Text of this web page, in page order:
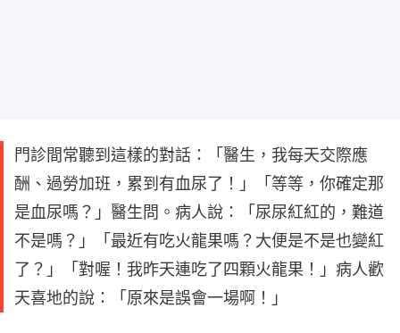
門診間常聽到這樣的對話：「醫生，我每天交際應
酬、過勞加班，累到有血尿了！」「等等，你確定那
是血尿嗎？」醫生問。病人說：「尿尿紅紅的，難道
不是嗎？」「最近有吃火龍果嗎？大便是不是也變紅
了？」「對喔！我昨天連吃了四顆火龍果！」病人歡
天喜地的說：「原來是誤會一場啊！」